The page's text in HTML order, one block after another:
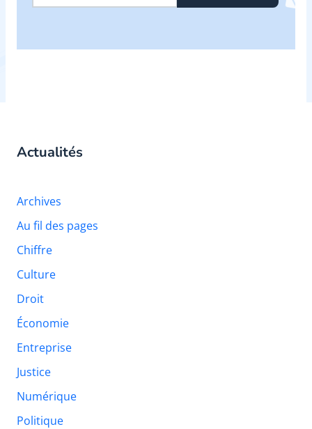
Actualités
Archives
Au fil des pages
Chiffre
Culture
Droit
Économie
Entreprise
Justice
Numérique
Politique